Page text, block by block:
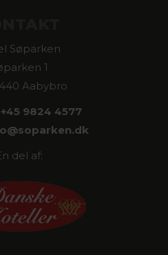
Søparken
1
Aabybro
+45 9824 4577
soparken.dk
del af: